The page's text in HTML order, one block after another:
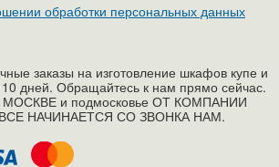
обработки персональных данных
заказы на изготовление шкафов купе и
10 дней. Обращайтесь к нам прямо сейчас.
и подмосковье ОТ КОМПАНИИ
НАЧИНАЕТСЯ СО ЗВОНКА НАМ.